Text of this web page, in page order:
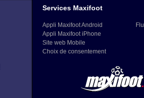
Services Maxifoot
Appli Maxifoot Android
Appli Maxifoot iPhone
Site web Mobile
Choix de consentement